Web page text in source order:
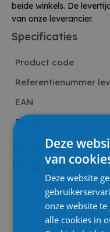
beide winkels. De
van onze leverancier.
Specificaties
Product code
Referentienummer
EAN
Inhoud
Reviews(0)
Nog geen
Deze
van
Deze website
onze website
alle cookies in